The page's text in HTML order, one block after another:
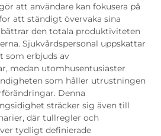
att användare kan fokusera på
att ständigt övervaka sina
den totala produktiviteten
Sjukvårdspersonal uppskattar
som erbjuds av
medan utomhusentusiaster
som håller utrustningen
Denna
sträcker sig även till
där tullregler och
tydligt definierade